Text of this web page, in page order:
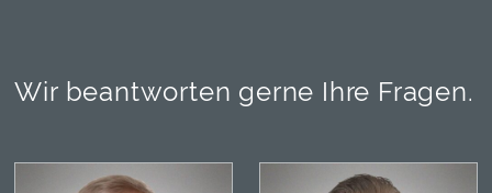
Wir beantworten gerne Ihre Fragen.